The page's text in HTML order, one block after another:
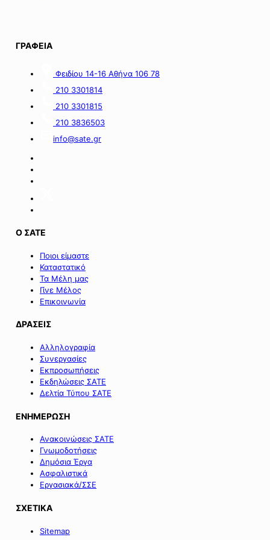
ΓΡΑΦΕΙΑ
Φειδίου 14-16 Αθήνα 106 78
210 3301814
210 3301815
210 3836503
info@sate.gr
Ο ΣΑΤΕ
Ποιοι είμαστε
Καταστατικό
Τα Μέλη μας
Γίνε Μέλος
Επικοινωνία
ΔΡΑΣΕΙΣ
Αλληλογραφία
Συνεργασίες
Εκπροσωπήσεις
Εκδηλώσεις ΣΑΤΕ
Δελτία Τύπου ΣΑΤΕ
ΕΝΗΜΕΡΩΣΗ
Ανακοινώσεις ΣΑΤΕ
Γνωμοδοτήσεις
Δημόσια Έργα
Ασφαλιστικά
Εργασιακά/ΣΣΕ
ΣΧΕΤΙΚΑ
Sitemap